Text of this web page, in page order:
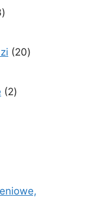
53
2020
22